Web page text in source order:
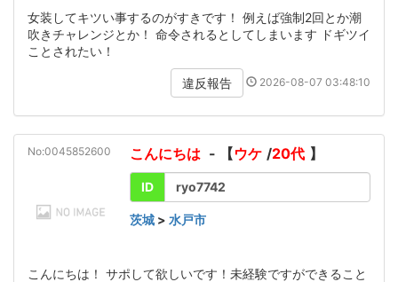
女装してキツい事するのがすきです！ 例えば強制2回とか潮
吹きチャレンジとか！ 命令されるとしてしまいます ドギツイ
ことされたい！
違反報告 2026-08-07 03:48:10
No:0045852600 こんにちは - 【ウケ /20代 】
ID ryo7742
茨城 > 水戸市
こんにちは！ サポして欲しいです！未経験ですができること